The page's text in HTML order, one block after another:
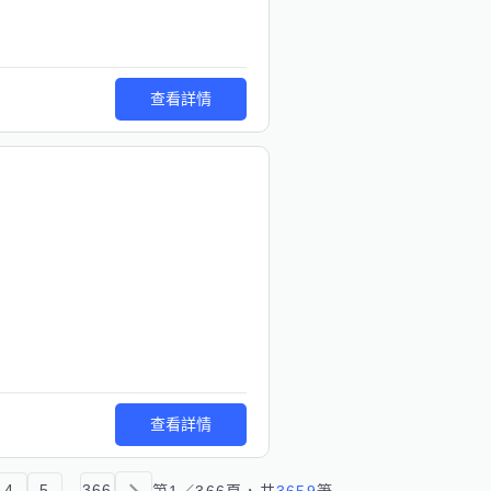
查看詳情
查看詳情